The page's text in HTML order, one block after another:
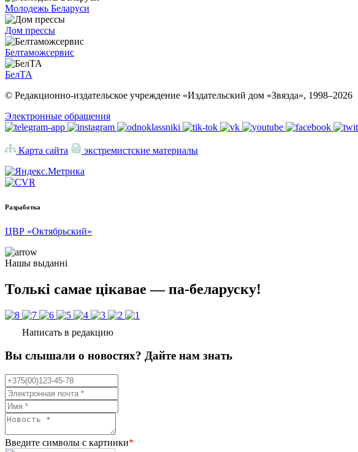
Молодежь Беларуси
Дом прессы
Белтаможсервис
БелТА
© Редакционно-издательское учреждение «Издательский дом «Звязда», 1998–2026
Электронные обращения
Карта сайта экстремистские материалы
Разработка
ЦВР «Октябрьский»
Нашы выданні
Толькі самае цікавае — па-беларуску!
Написать в редакцию
Вы слышали о новостях? Дайте нам знать
Введите символы с картинки*